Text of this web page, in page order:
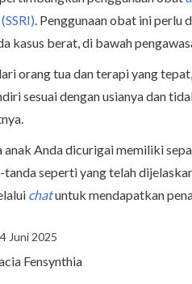
(SSRI). Penggunaan obat ini perlu
kasus berat, di bawah
orang tua dan terapi yang
sesuai dengan usianya dan
anak Anda dicurigai memiliki
seperti yang telah
chatuntuk mendapatkan
Juni 2025